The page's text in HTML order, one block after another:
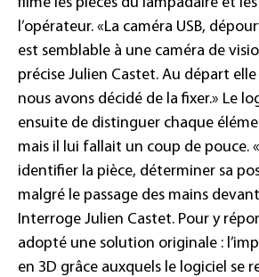
l’opérateur. «La caméra USB,
est semblable à une caméra de
précise Julien Castet. Au départ
nous avons décidé de la fixer.» Le
ensuite de distinguer chaque
mais il lui fallait un coup de pouce.
identifier la pièce, déterminer sa
malgré le passage des mains
Interroge Julien Castet. Pour y
adopté une solution originale :
en 3D grâce auxquels le logiciel se